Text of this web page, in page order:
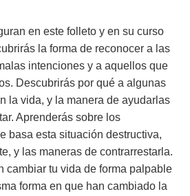
en este folleto y en su curso
la forma de reconocer a las
intenciones y a aquellos que
Descubrirás por qué a algunas
la vida, y la manera de ayudarlas
Aprenderás sobre los
basa esta situación destructiva,
y las maneras de contrarrestarla.
cambiar tu vida de forma palpable
forma en que han cambiado la